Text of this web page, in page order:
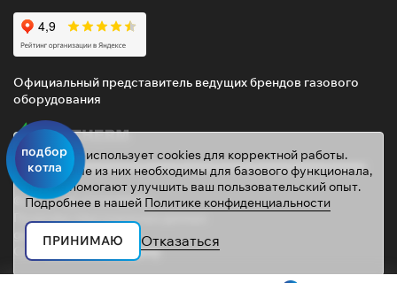
подбор
котла
Официальный представитель ведущих брендов газового
оборудования
© 2026 ТД «ГАЗОВИК»
Политика персональных данных
gazovik55@inbox.ru
Сайт сделали
Mahogany
Этот сайт использует cookies для корректной работы.
Некоторые из них необходимы для базового функционала,
другие помогают улучшить ваш пользовательский опыт.
Подробнее в нашей Политике конфиденциальности
ПРИНИМАЮ Отказаться